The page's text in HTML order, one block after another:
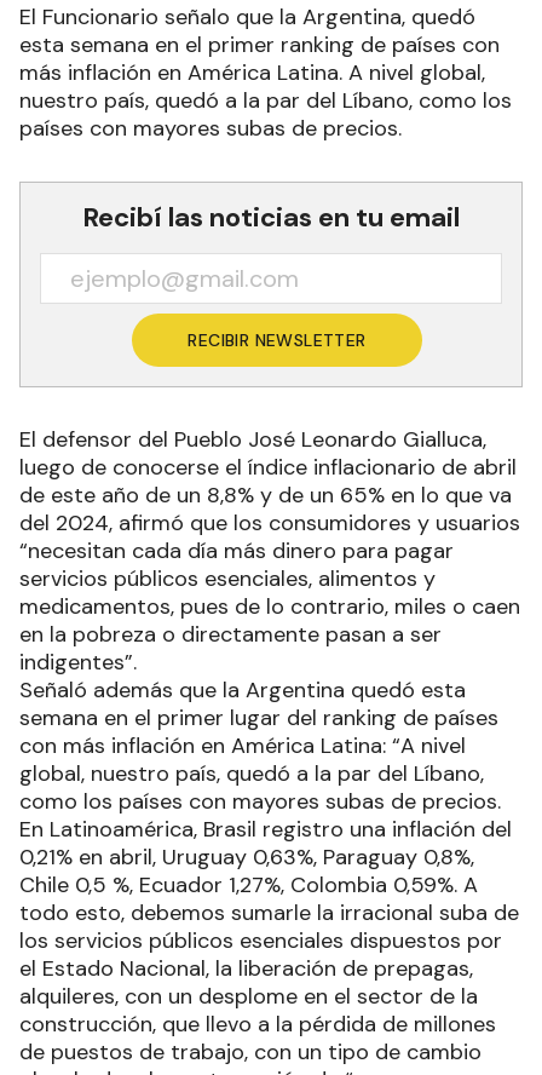
El Funcionario señalo que la Argentina, quedó
esta semana en el primer ranking de países con
más inflación en América Latina. A nivel global,
nuestro país, quedó a la par del Líbano, como los
países con mayores subas de precios.
Recibí las noticias en tu email
RECIBIR NEWSLETTER
El defensor del Pueblo José Leonardo Gialluca,
luego de conocerse el índice inflacionario de abril
de este año de un 8,8% y de un 65% en lo que va
del 2024, afirmó que los consumidores y usuarios
“necesitan cada día más dinero para pagar
servicios públicos esenciales, alimentos y
medicamentos, pues de lo contrario, miles o caen
en la pobreza o directamente pasan a ser
indigentes”.
Señaló además que la Argentina quedó esta
semana en el primer lugar del ranking de países
con más inflación en América Latina: “A nivel
global, nuestro país, quedó a la par del Líbano,
como los países con mayores subas de precios.
En Latinoamérica, Brasil registro una inflación del
0,21% en abril, Uruguay 0,63%, Paraguay 0,8%,
Chile 0,5 %, Ecuador 1,27%, Colombia 0,59%. A
todo esto, debemos sumarle la irracional suba de
los servicios públicos esenciales dispuestos por
el Estado Nacional, la liberación de prepagas,
alquileres, con un desplome en el sector de la
construcción, que llevo a la pérdida de millones
de puestos de trabajo, con un tipo de cambio